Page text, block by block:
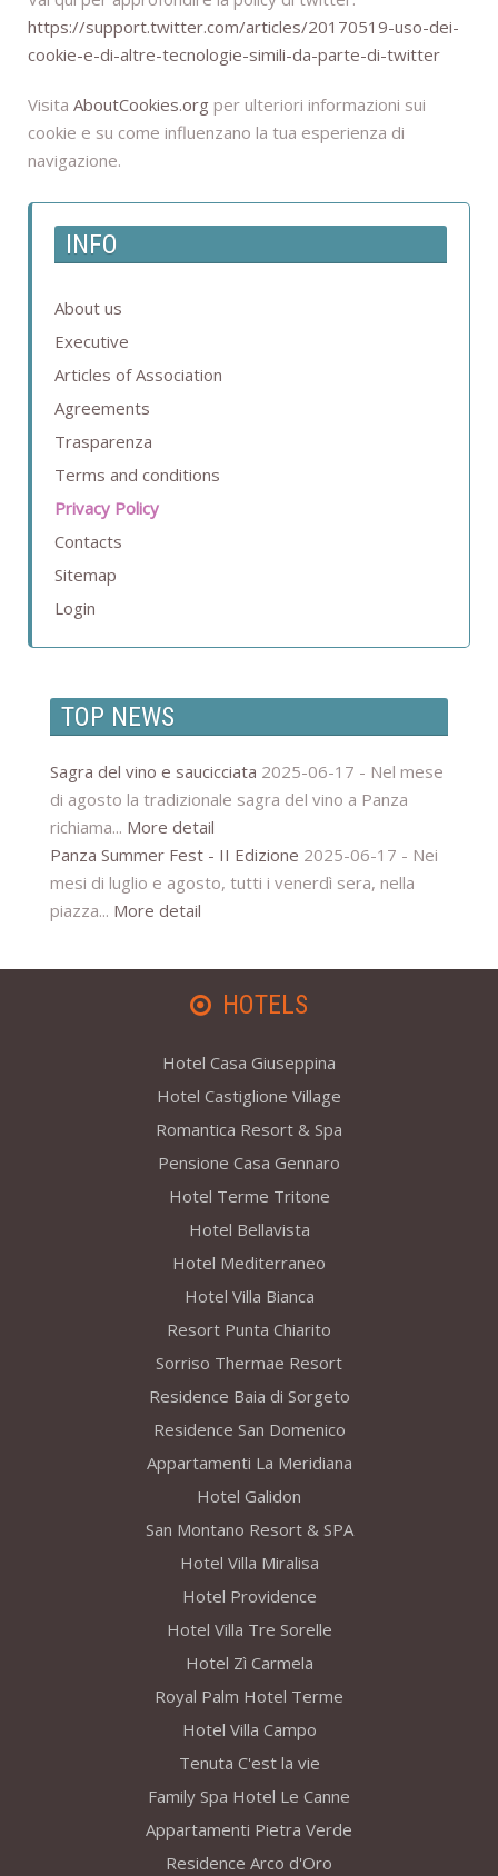
https://support.twitter.com/articles/20170519-uso-dei-
cookie-e-di-altre-tecnologie-simili-da-parte-di-twitter
Visita AboutCookies.org per ulteriori informazioni sui
cookie e su come influenzano la tua esperienza di
navigazione.
INFO
About us
Executive
Articles of Association
Agreements
Trasparenza
Terms and conditions
Privacy Policy
Contacts
Sitemap
Login
TOP NEWS
Sagra del vino e saucicciata 2025-06-17 - Nel mese
di agosto la tradizionale sagra del vino a Panza
richiama... More detail
Panza Summer Fest - II Edizione 2025-06-17 - Nei
mesi di luglio e agosto, tutti i venerdì sera, nella
piazza... More detail
HOTELS
Hotel Casa Giuseppina
Hotel Castiglione Village
Romantica Resort & Spa
Pensione Casa Gennaro
Hotel Terme Tritone
Hotel Bellavista
Hotel Mediterraneo
Hotel Villa Bianca
Resort Punta Chiarito
Sorriso Thermae Resort
Residence Baia di Sorgeto
Residence San Domenico
Appartamenti La Meridiana
Hotel Galidon
San Montano Resort & SPA
Hotel Villa Miralisa
Hotel Providence
Hotel Villa Tre Sorelle
Hotel Zì Carmela
Royal Palm Hotel Terme
Hotel Villa Campo
Tenuta C'est la vie
Family Spa Hotel Le Canne
Appartamenti Pietra Verde
Residence Arco d'Oro